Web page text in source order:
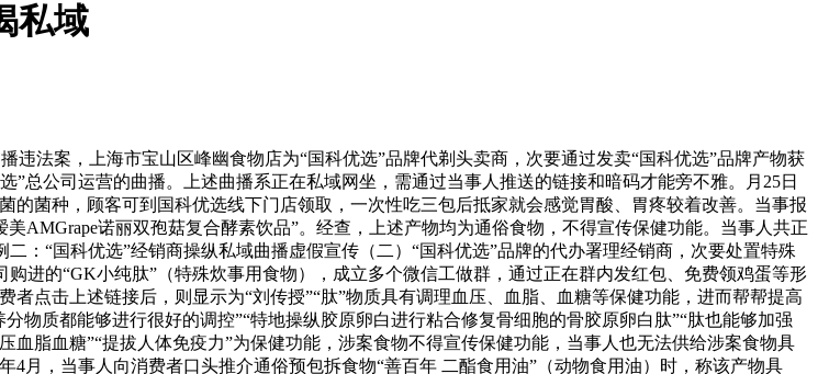
私域
案，上海市宝山区峰幽食物店为“国科优选”品牌代剃头卖商，次要通过发卖“国科优选”品牌产物获
总公司运营的曲播。上述曲播系正在私域网坐，需通过当事人推送的链接和暗码才能旁不雅。月25日
菌种，顾客可到国科优选线下门店领取，一次性吃三包后抵家就会感觉胃酸、胃疼较着改善。当事报
AMGrape诺丽双孢菇复合酵素饮品”。经查，上述产物均为通俗食物，不得宣传保健功能。当事人共正
：“国科优选”经销商操纵私域曲播虚假宣传（二）“国科优选”品牌的代办署理经销商，次要处置特殊
进的“GK小纯肽”（特殊炊事用食物），成立多个微信工做群，通过正在群内发红包、免费领鸡蛋等形
点击上述链接后，则显示为“刘传授”“肽”物质具有调理血压、血脂、血糖等保健功能，进而帮帮提高
物质都能够进行很好的调控”“特地操纵胶原卵白进行粘合修复骨细胞的骨胶原卵白肽”“肽也能够加强
脂血糖”“提拔人体免疫力”为保健功能，涉案食物不得宣传保健功能，当事人也无法供给涉案食物具
月，当事人向消费者口头推介通俗预包拆食物“善百年 二酯食用油”（动物食用油）时，称该产物具